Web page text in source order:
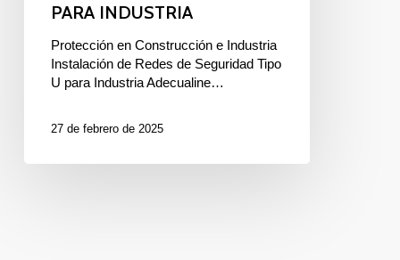
PARA INDUSTRIA
Protección en Construcción e Industria
Instalación de Redes de Seguridad Tipo
U para Industria Adecualine…
27 de febrero de 2025